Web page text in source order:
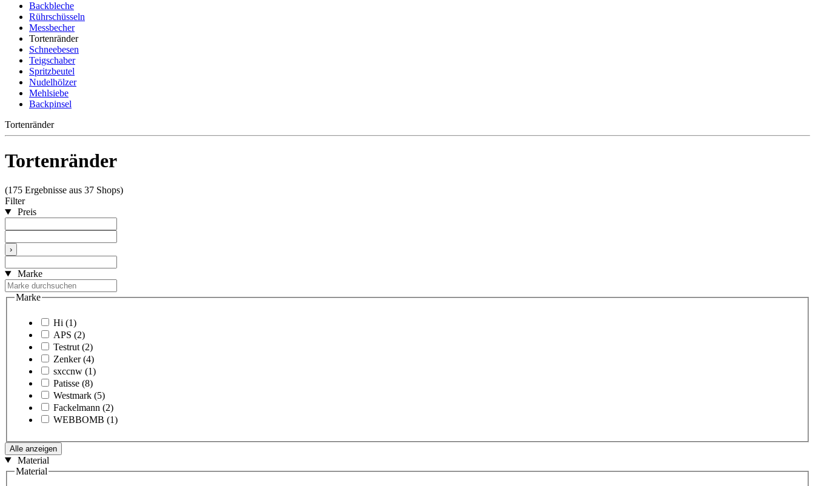
Backbleche
Rührschüsseln
Messbecher
Tortenränder
Schneebesen
Teigschaber
Spritzbeutel
Nudelhölzer
Mehlsiebe
Backpinsel
Tortenränder
Tortenränder
(175 Ergebnisse aus 37 Shops)
Filter
Preis
›
Marke
Marke
Hi (1)
APS (2)
Testrut (2)
Zenker (4)
sxccnw (1)
Patisse (8)
Westmark (5)
Fackelmann (2)
WEBBOMB (1)
Alle anzeigen
Material
Material